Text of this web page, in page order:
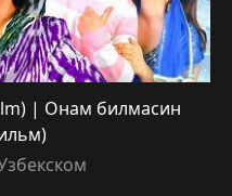
| Онам билмасин